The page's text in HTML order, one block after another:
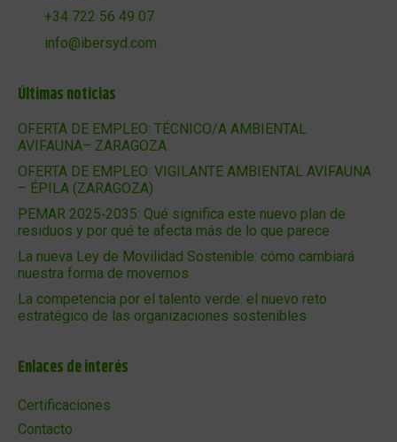
+34 722 56 49 07
info@ibersyd.com
Últimas noticias
OFERTA DE EMPLEO: TÉCNICO/A AMBIENTAL
AVIFAUNA– ZARAGOZA
OFERTA DE EMPLEO: VIGILANTE AMBIENTAL AVIFAUNA
– ÉPILA (ZARAGOZA)
PEMAR 2025‑2035: Qué significa este nuevo plan de
residuos y por qué te afecta más de lo que parece
La nueva Ley de Movilidad Sostenible: cómo cambiará
nuestra forma de movernos
La competencia por el talento verde: el nuevo reto
estratégico de las organizaciones sostenibles
Enlaces de interés
Certificaciones
Contacto